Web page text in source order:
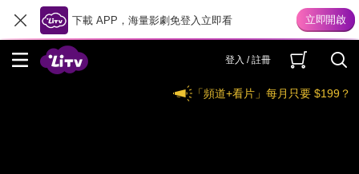
下載 APP，海量影劇免登入立即看
登入 / 註冊
「頻道+看片」每月只要 $199？